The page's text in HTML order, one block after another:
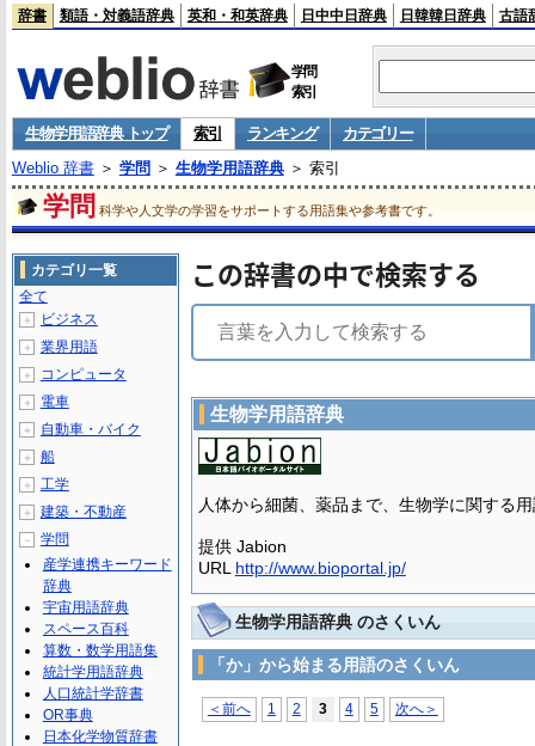
辞書 類語・対義語辞典 英和・和英辞典 日中中日辞典 日韓韓日辞典 古語
学問
索引
生物学用語辞典 トップ 索引 ランキング
カテゴリー
Weblio 辞書＞ 学問 ＞ 生物学用語辞典＞ 索引
学問 科学や人文学の学習をサポートする用語集や参考書です。
この辞書の中で検索する
生物学用語辞典
人体から細菌、薬品まで、生物学に関する
提供 Jabion
URL http://www.bioportal.jp/
生物学用語辞典 のさくいん
「か」から始まる用語のさくいん
＜前へ 1 2 3 4 5 次へ＞
カテゴリ一覧
全て
＋ ビジネス
＋ 業界用語
＋ コンピュータ
＋ 電車
＋ 自動車・バイク
＋ 船
＋ 工学
＋ 建築・不動産
－
学問
産学連携キーワード
辞典
宇宙用語辞典
スペース百科
算数・数学用語集
統計学用語辞典
人口統計学辞書
OR事典
日本化学物質辞書